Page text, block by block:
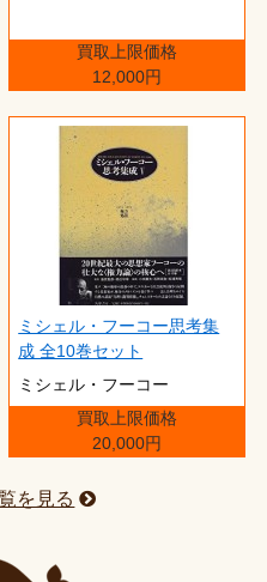
買取上限価格
12,000円
ミシェル・フーコー思考集
成 全10巻セット
ミシェル・フーコー
買取上限価格
20,000円
を見る